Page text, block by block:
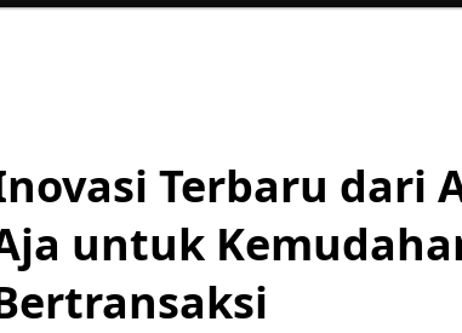
Terbaru dari
untuk